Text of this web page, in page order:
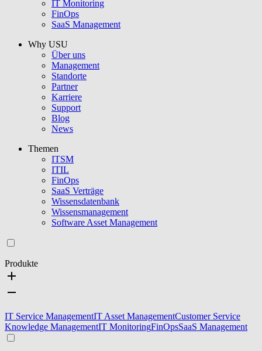
IT Monitoring
FinOps
SaaS Management
Why USU
Über uns
Management
Standorte
Partner
Karriere
Support
Blog
News
Themen
ITSM
ITIL
FinOps
SaaS Verträge
Wissensdatenbank
Wissensmanagement
Software Asset Management
Produkte
IT Service ManagementIT Asset ManagementCustomer Service
Knowledge ManagementIT MonitoringFinOpsSaaS Management